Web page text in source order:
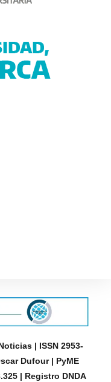
| ISSN 2953-
Dufour | PyME
| Registro DNDA